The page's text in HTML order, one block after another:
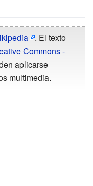
. El texto
Commons -
aplicarse
multimedia.